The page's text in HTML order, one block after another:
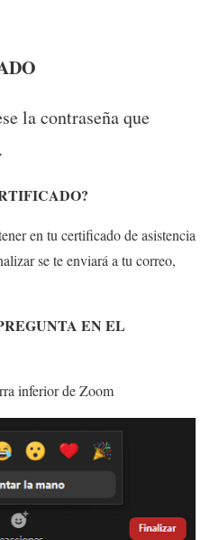
la contraseña que
en tu certificado de asistencia
se te enviará a tu correo,
EN EL
inferior de Zoom